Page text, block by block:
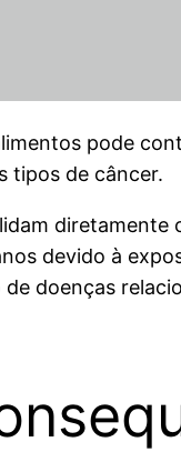
pode
tipos de câncer.
devido à
doenças